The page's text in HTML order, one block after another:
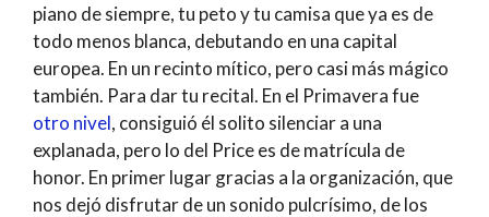
piano de siempre, tu peto y tu camisa que ya es de
todo menos blanca, debutando en una capital
europea. En un recinto mítico, pero casi más mágico
también. Para dar tu recital. En el Primavera fue
otro nivel, consiguió él solito silenciar a una
explanada, pero lo del Price es de matrícula de
honor. En primer lugar gracias a la organización, que
nos dejó disfrutar de un sonido pulcrísimo, de los